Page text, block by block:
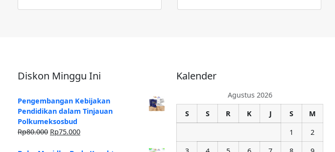
Diskon Minggu Ini
Pengembangan Kebijakan
Pendidikan dalam Tinjauan
Polkumeksosbud
Rp80.000 Rp75.000
Kalender
Agustus 2026
S
S R K J S
M
1
2